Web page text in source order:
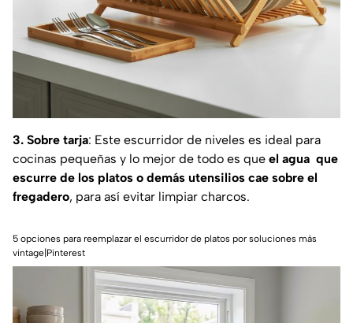
3. Sobre tarja: Este escurridor de niveles es ideal para
cocinas pequeñas y lo mejor de todo es que el agua que
escurre de los platos o demás utensilios cae sobre el
fregadero, para así evitar limpiar charcos.
5 opciones para reemplazar el escurridor de platos por soluciones más
vintage|Pinterest